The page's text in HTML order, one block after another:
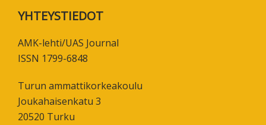
Footer
YHTEYSTIEDOT
AMK-lehti/UAS Journal
ISSN 1799-6848
Turun ammattikorkeakoulu
Joukahaisenkatu 3
20520 Turku